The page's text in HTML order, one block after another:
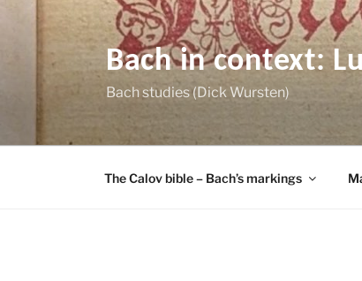
Bach in context:
Bach studies (Dick Wursten)
The Calov bible – Bach’s markings